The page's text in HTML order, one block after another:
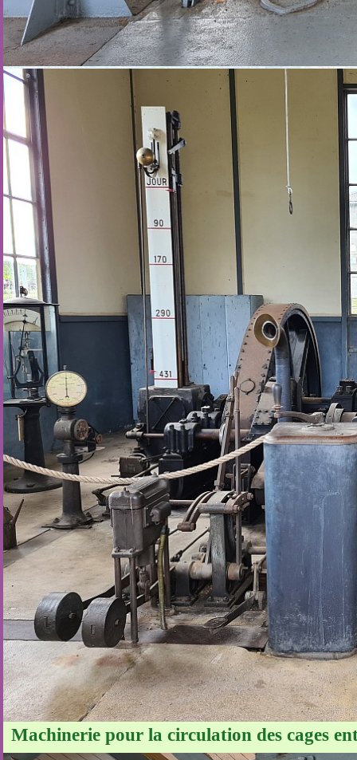
Machinerie pour la circulation des cages